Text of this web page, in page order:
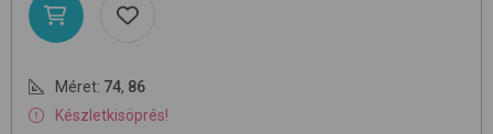
Méret: 74, 86
Készletkisöprés!